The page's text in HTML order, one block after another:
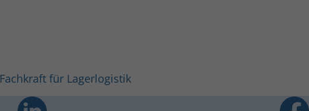
Fachkraft für Lagerlogistik